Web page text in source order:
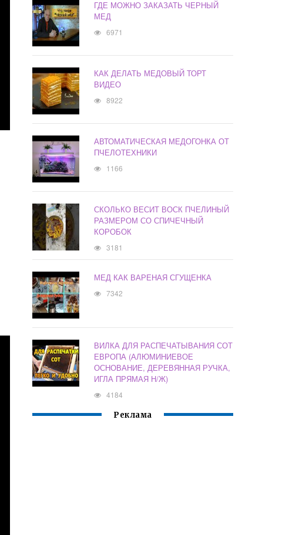
ГДЕ МОЖНО ЗАКАЗАТЬ ЧЕРНЫЙ
МЕД
6971
КАК ДЕЛАТЬ МЕДОВЫЙ ТОРТ
ВИДЕО
8922
АВТОМАТИЧЕСКАЯ МЕДОГОНКА ОТ
ПЧЕЛОТЕХНИКИ
1166
СКОЛЬКО ВЕСИТ ВОСК ПЧЕЛИНЫЙ
РАЗМЕРОМ СО СПИЧЕЧНЫЙ
КОРОБОК
3181
МЕД КАК ВАРЕНАЯ СГУЩЕНКА
7342
ВИЛКА ДЛЯ РАСПЕЧАТЫВАНИЯ СОТ
ЕВРОПА (АЛЮМИНИЕВОЕ
ОСНОВАНИЕ, ДЕРЕВЯННАЯ РУЧКА,
ИГЛА ПРЯМАЯ Н/Ж)
4184
Реклама